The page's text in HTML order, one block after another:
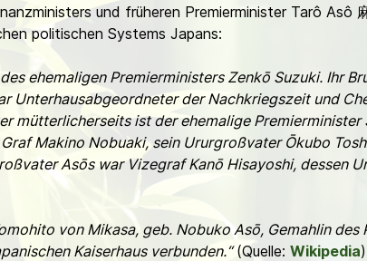
und früheren Premierminister Tarô
politischen Systems Japans:
ehemaligen Premierministers Zenkō Suzuki. Ihr
Unterhausabgeordneter der Nachkriegszeit und
mütterlicherseits ist der ehemalige
Makino Nobuaki, sein Ururgroßvater Ōkubo
Asōs war Vizegraf Kanō Hisayoshi, dessen
von Mikasa, geb. Nobuko Asō, Gemahlin
Kaiserhaus verbunden.“(Quelle: Wikipedia)